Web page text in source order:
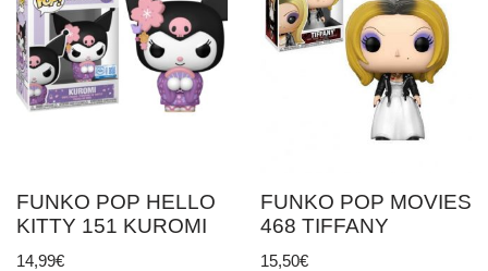
FUNKO POP HELLO
KITTY 151 KUROMI
14,99€
FUNKO POP MOVIES
468 TIFFANY
15,50€